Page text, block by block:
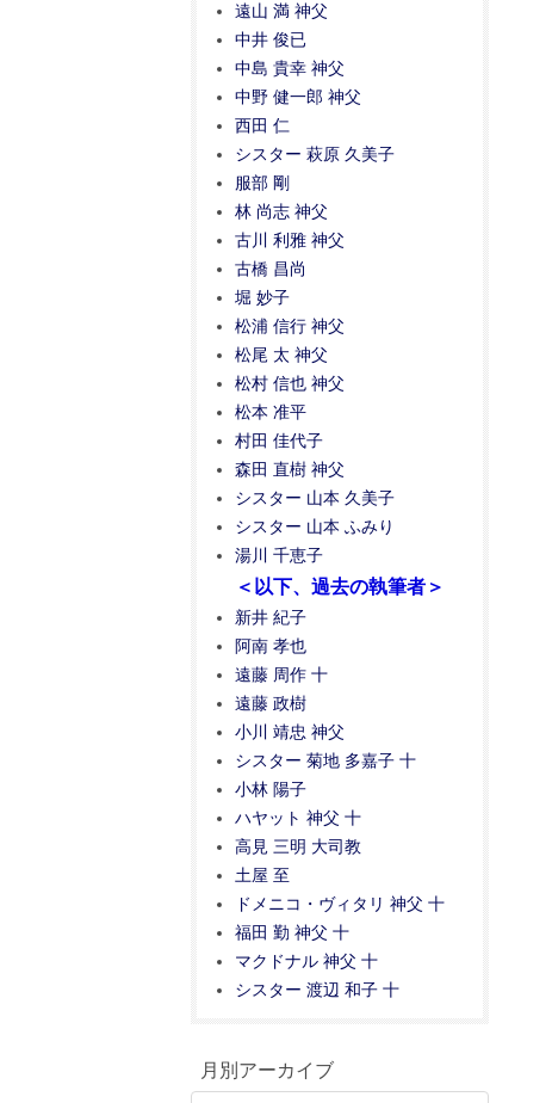
遠山 満 神父
中井 俊已
中島 貴幸 神父
中野 健一郎 神父
西田 仁
シスター 萩原 久美子
服部 剛
林 尚志 神父
古川 利雅 神父
古橋 昌尚
堀 妙子
松浦 信行 神父
松尾 太 神父
松村 信也 神父
松本 准平
村田 佳代子
森田 直樹 神父
シスター 山本 久美子
シスター 山本 ふみり
湯川 千恵子
＜以下、過去の執筆者＞
新井 紀子
阿南 孝也
遠藤 周作 十
遠藤 政樹
小川 靖忠 神父
シスター 菊地 多嘉子 十
小林 陽子
ハヤット 神父 十
高見 三明 大司教
土屋 至
ドメニコ・ヴィタリ 神父 十
福田 勤 神父 十
マクドナル 神父 十
シスター 渡辺 和子 十
月別アーカイブ